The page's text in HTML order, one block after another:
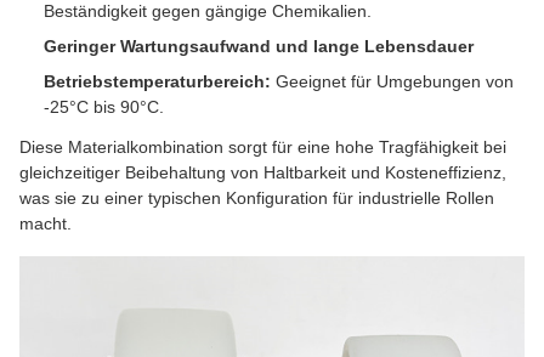
Beständigkeit gegen gängige Chemikalien.
Geringer Wartungsaufwand und lange Lebensdauer
Betriebstemperaturbereich: Geeignet für Umgebungen von
-25°C bis 90°C.
Diese Materialkombination sorgt für eine hohe Tragfähigkeit bei
gleichzeitiger Beibehaltung von Haltbarkeit und Kosteneffizienz,
was sie zu einer typischen Konfiguration für industrielle Rollen
macht.